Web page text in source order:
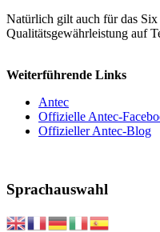
Natürlich gilt auch für das
Qualitätsgewährleistung auf
Weiterführende Links
Antec
Offizielle Antec-
Offizieller Antec-Blog
Sprachauswahl